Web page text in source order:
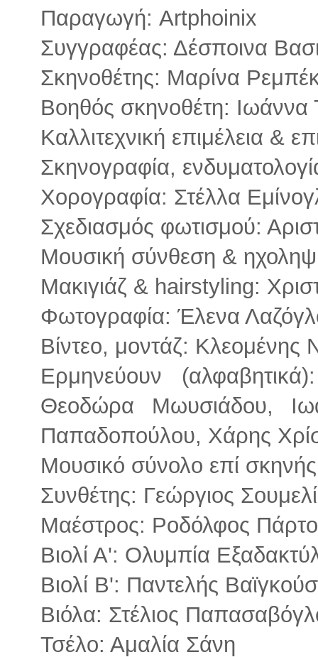
Παραγωγή: Artphoinix
Συγγραφέας: Δέσποινα
Σκηνοθέτης: Μαρίνα
Βοηθός σκηνοθέτη: Ιωάννα
Καλλιτεχνική επιμέλεια &
Σκηνογραφία,
Χορογραφία: Στέλλα
Σχεδιασμός φωτισμού:
Μουσική σύνθεση &
Μακιγιάζ & hairstyling:
Φωτογραφία: Έλενα
Βίντεο, μοντάζ: Κλεομένης
Ερμηνεύουν
Θεοδώρα Μωυσιάδου,
Παπαδοπούλου, Χάρης
Μουσικό σύνολο επί
Συνθέτης: Γεώργιος
Μαέστρος: Ροδόλφος
Βιολί Α': Ολυμπία
Βιολί Β': Παντελής
Βιόλα: Στέλιος
Τσέλο: Αμαλία Σάνη